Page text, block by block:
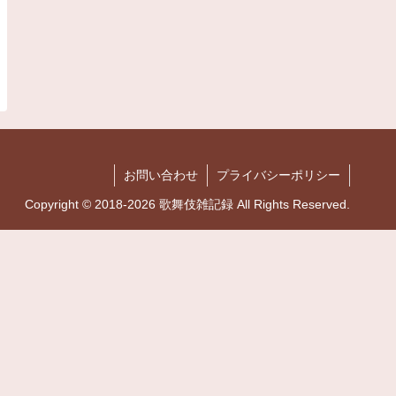
お問い合わせ プライバシーポリシー
Copyright © 2018-2026 歌舞伎雑記録 All Rights Reserved.